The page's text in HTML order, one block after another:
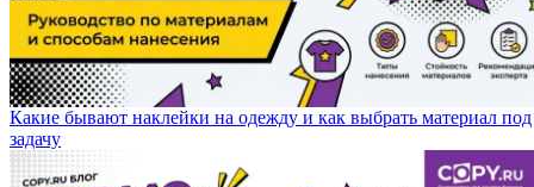
Какие бывают наклейки на одежду и как выбрать материал под
задачу